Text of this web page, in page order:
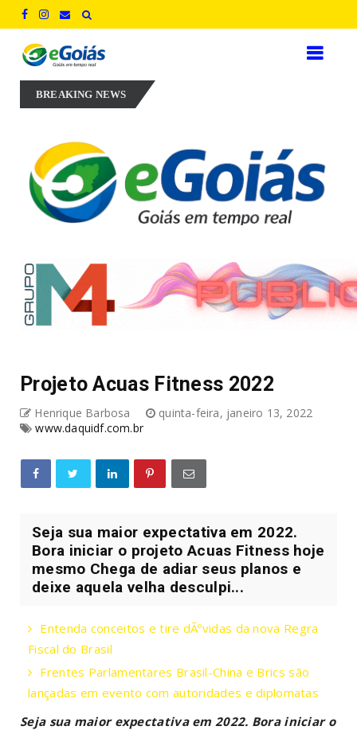
BREAKING NEWS
em experiência, inovação e geração de empregos para
Projeto Acuas Fitness 2022
Henrique Barbosa
quinta-feira, janeiro 13, 2022
www.daquidf.com.br
Seja sua maior expectativa em 2022.
Bora iniciar o projeto Acuas Fitness hoje
mesmo Chega de adiar seus planos e
deixe aquela velha desculpi...
Entenda conceitos e tire dÃºvidas da nova Regra
Fiscal do Brasil
Frentes Parlamentares Brasil-China e Brics são
lançadas em evento com autoridades e diplomatas
Seja sua maior expectativa em 2022. Bora iniciar o